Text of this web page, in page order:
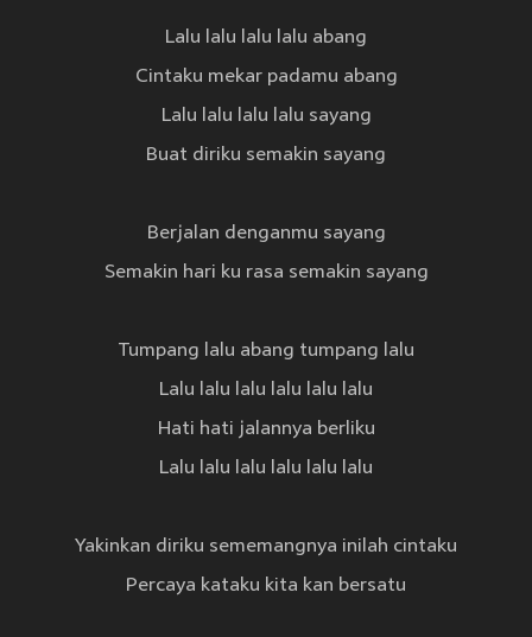
Lalu lalu lalu lalu abang
Cintaku mekar padamu abang
Lalu lalu lalu lalu sayang
Buat diriku semakin sayang
Berjalan denganmu sayang
Semakin hari ku rasa semakin sayang
Tumpang lalu abang tumpang lalu
Lalu lalu lalu lalu lalu lalu
Hati hati jalannya berliku
Lalu lalu lalu lalu lalu lalu
Yakinkan diriku sememangnya inilah cintaku
Percaya kataku kita kan bersatu